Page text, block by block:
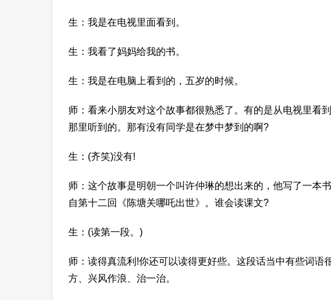
生：我是在电视里面看到。
生：我看了妈妈给我的书。
生：我是在电脑上看到的，五岁的时候。
师：看来小朋友对这个故事都很熟悉了。有的是从电视里看
那里听到的。那有没有同学是在梦中梦到的啊?
生：(齐笑)没有!
师：这个故事是明朝一个叫许仲琳的想出来的，他写了一本
自第十二回《陈塘关哪吒出世》。谁会读课文?
生：(读第一段。)
师：读得真流利!你还可以读得更好些。这段话当中有些词语
方、兴风作浪、治一治。